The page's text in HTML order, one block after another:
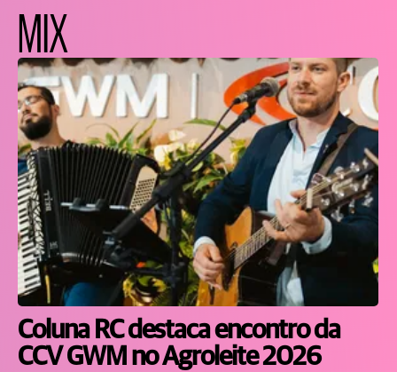
MIX
Coluna RC destaca encontro da
CCV GWM no Agroleite 2026